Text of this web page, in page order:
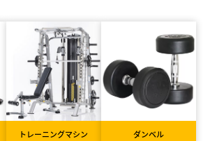
トレーニングマシン ダンベル